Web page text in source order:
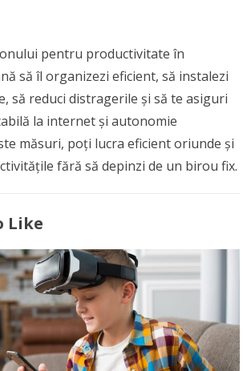
pentru productivitate în
să îl organizezi eficient, să instalezi
să reduci distragerile și să te asiguri
la internet și autonomie
măsuri, poți lucra eficient oriunde și
fără să depinzi de un birou fix.
Like